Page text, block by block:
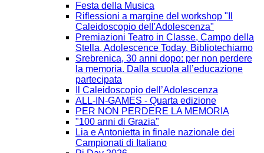
Festa della Musica
Riflessioni a margine del workshop "Il
Caleidoscopio dell'Adolescenza"
Premiazioni Teatro in Classe, Campo della
Stella, Adolescence Today, Bibliotechiamo
Srebrenica, 30 anni dopo: per non perdere
la memoria. Dalla scuola all’educazione
partecipata
Il Caleidoscopio dell’Adolescenza
ALL-IN-GAMES - Quarta edizione
PER NON PERDERE LA MEMORIA
"100 anni di Grazia"
Lia e Antonietta in finale nazionale dei
Campionati di Italiano